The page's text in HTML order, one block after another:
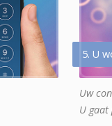
5. U
Uw
U gaat